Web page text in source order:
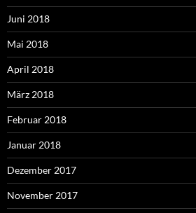
Juni 2018
Mai 2018
April 2018
März 2018
Februar 2018
Januar 2018
Dezember 2017
November 2017